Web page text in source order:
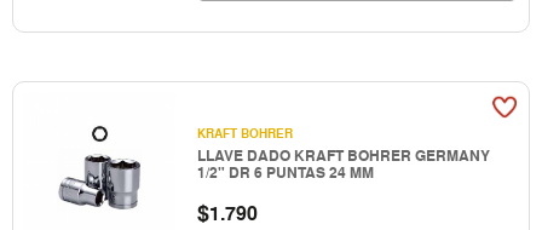
KRAFT BOHRER
LLAVE DADO KRAFT BOHRER GERMANY
1/2" DR 6 PUNTAS 24 MM
$1.790